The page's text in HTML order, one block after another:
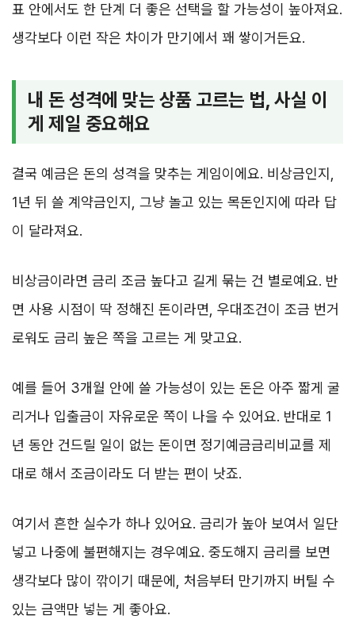
표 안에서도 한 단계 더 좋은 선택을 할 가능성이 높아져요.
생각보다 이런 작은 차이가 만기에서 꽤 쌓이거든요.
내 돈 성격에 맞는 상품 고르는 법, 사실 이
게 제일 중요해요
결국 예금은 돈의 성격을 맞추는 게임이에요. 비상금인지,
1년 뒤 쓸 계약금인지, 그냥 놀고 있는 목돈인지에 따라 답
이 달라져요.
비상금이라면 금리 조금 높다고 길게 묶는 건 별로예요. 반
면 사용 시점이 딱 정해진 돈이라면, 우대조건이 조금 번거
로워도 금리 높은 쪽을 고르는 게 맞고요.
예를 들어 3개월 안에 쓸 가능성이 있는 돈은 아주 짧게 굴
리거나 입출금이 자유로운 쪽이 나을 수 있어요. 반대로 1
년 동안 건드릴 일이 없는 돈이면 정기예금금리비교를 제
대로 해서 조금이라도 더 받는 편이 낫죠.
여기서 흔한 실수가 하나 있어요. 금리가 높아 보여서 일단
넣고 나중에 불편해지는 경우예요. 중도해지 금리를 보면
생각보다 많이 깎이기 때문에, 처음부터 만기까지 버틸 수
있는 금액만 넣는 게 좋아요.